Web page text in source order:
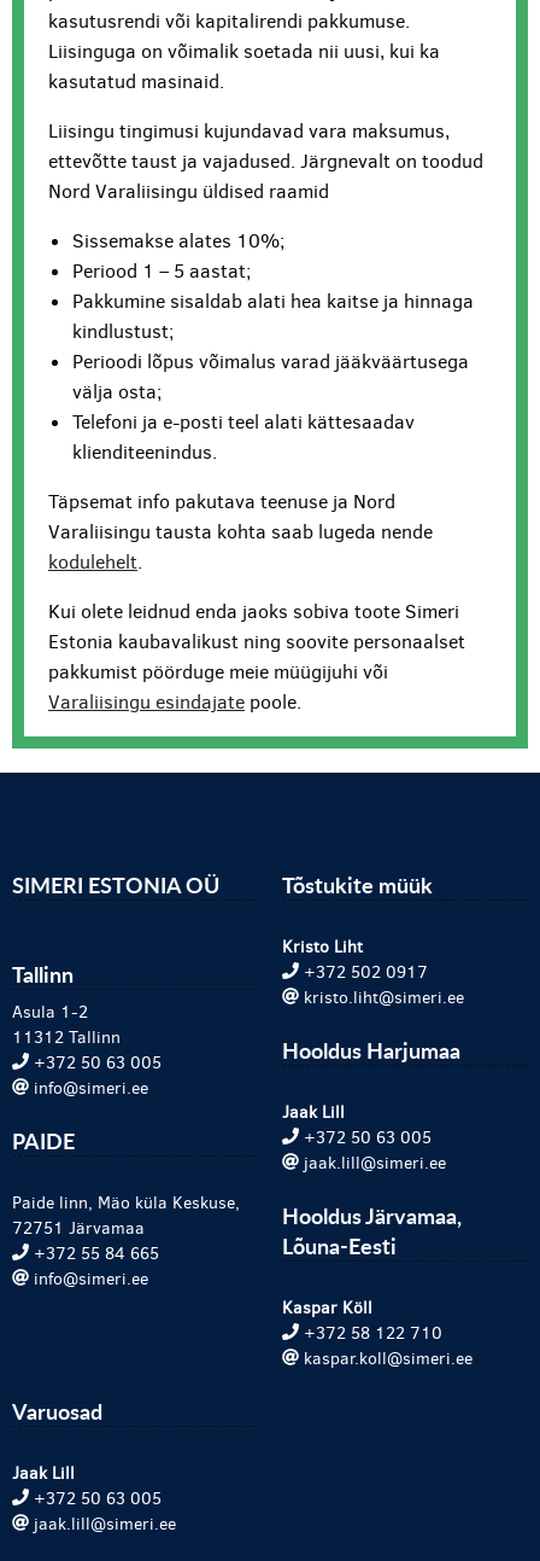
kasutusrendi või kapitalirendi pakkumuse.
Liisinguga on võimalik soetada nii uusi, kui ka
kasutatud masinaid.
Liisingu tingimusi kujundavad vara maksumus,
ettevõtte taust ja vajadused. Järgnevalt on toodud
Nord Varaliisingu üldised raamid
Sissemakse alates 10%;
Periood 1 – 5 aastat;
Pakkumine sisaldab alati hea kaitse ja hinnaga
kindlustust;
Perioodi lõpus võimalus varad jääkväärtusega
välja osta;
Telefoni ja e-posti teel alati kättesaadav
klienditeenindus.
Täpsemat info pakutava teenuse ja Nord
Varaliisingu tausta kohta saab lugeda nende
kodulehelt.
Kui olete leidnud enda jaoks sobiva toote Simeri
Estonia kaubavalikust ning soovite personaalset
pakkumist pöörduge meie müügijuhi või
Varaliisingu esindajate poole.
SIMERI ESTONIA OÜ
Tallinn
Asula 1-2
11312 Tallinn
+372 50 63 005
info@simeri.ee
PAIDE
Paide linn, Mäo küla Keskuse,
72751 Järvamaa
+372 55 84 665
info@simeri.ee
Tõstukite müük
Kristo Liht
+372 502 0917
kristo.liht@simeri.ee
Hooldus Harjumaa
Jaak Lill
+372 50 63 005
jaak.lill@simeri.ee
Hooldus Järvamaa,
Lõuna-Eesti
Kaspar Köll
+372 58 122 710
kaspar.koll@simeri.ee
Varuosad
Jaak Lill
+372 50 63 005
jaak.lill@simeri.ee